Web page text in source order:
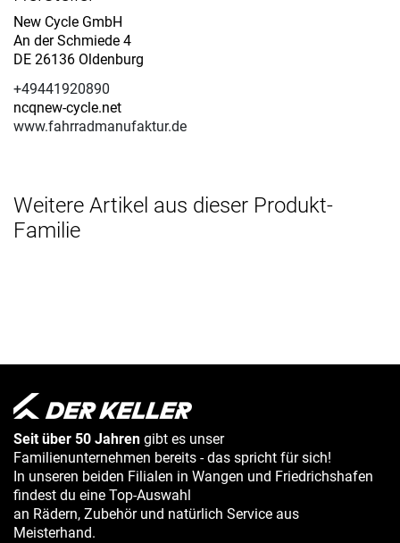
New Cycle GmbH
An der Schmiede 4
DE 26136 Oldenburg
+49441920890
ncqnew-cycle.net
www.fahrradmanufaktur.de
Weitere Artikel aus dieser Produkt-
Familie
Seit über 50 Jahren gibt es unser
Familienunternehmen bereits - das spricht für sich!
In unseren beiden Filialen in Wangen und Friedrichshafen
findest du eine Top-Auswahl
an Rädern, Zubehör und natürlich Service aus
Meisterhand.